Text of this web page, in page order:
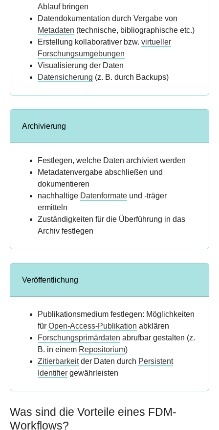
Ablauf bringen
Datendokumentation durch Vergabe von
Metadaten (technische, bibliographische etc.)
Erstellung kollaborativer bzw. virtueller
Forschungsumgebungen
Visualisierung der Daten
Datensicherung (z. B. durch Backups)
Archivierung
Festlegen, welche Daten archiviert werden
Metadatenvergabe abschließen und
dokumentieren
nachhaltige Datenformate und -träger
ermitteln
Zuständigkeiten für die Überführung in das
Archiv festlegen
Veröffentlichung
Publikationsmedium festlegen: Möglichkeiten
für Open-Access-Publikation abklären
Forschungsprimärdaten abrufbar gestalten (z.
B. in einem Repositorium)
Zitierbarkeitder Daten durch Persistent
Identifier gewährleisten
Was sind die Vorteile eines FDM-
Workflows?